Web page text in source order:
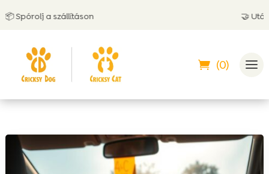
a szállításon 🤝
(0)